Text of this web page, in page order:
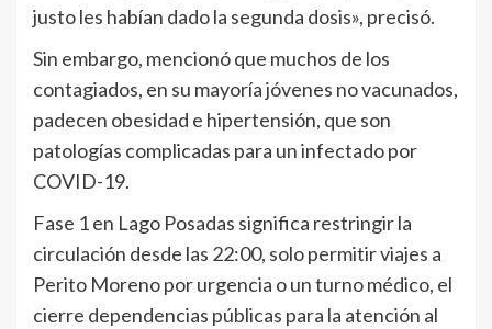
justo les habían dado la segunda dosis», precisó.
Sin embargo, mencionó que muchos de los
contagiados, en su mayoría jóvenes no vacunados,
padecen obesidad e hipertensión, que son
patologías complicadas para un infectado por
COVID-19.
Fase 1 en Lago Posadas significa restringir la
circulación desde las 22:00, solo permitir viajes a
Perito Moreno por urgencia o un turno médico, el
cierre dependencias públicas para la atención al